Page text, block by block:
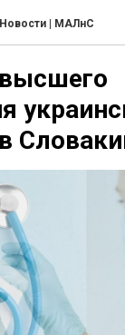
Новости | МАЛнС